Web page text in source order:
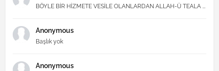
BÖYLE BİR HİZMETE VESİLE OLANLARDAN ALLAH-Ü TEALA ...
Anonymous
Başlık yok
Anonymous